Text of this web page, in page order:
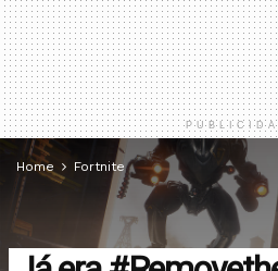
Home Fortnite